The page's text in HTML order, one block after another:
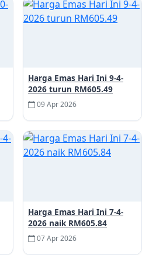
Harga Emas Hari Ini 9-4-
2026 turun RM605.49
09 Apr 2026
Harga Emas Hari Ini 7-4-
2026 naik RM605.84
07 Apr 2026